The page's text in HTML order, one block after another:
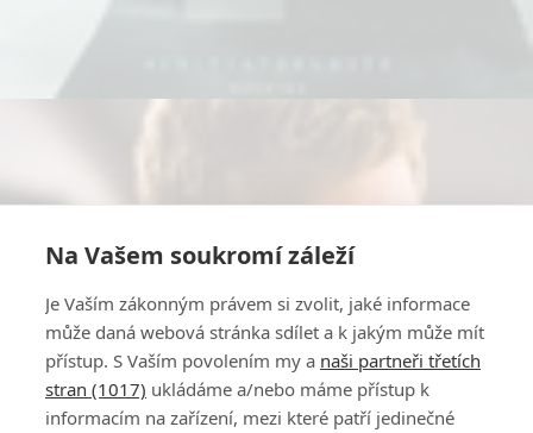
Na Vašem soukromí záleží
Je Vaším zákonným právem si zvolit, jaké informace
může daná webová stránka sdílet a k jakým může mít
přístup. S Vaším povolením my a naši partneři třetích
stran (1017) ukládáme a/nebo máme přístup k
informacím na zařízení, mezi které patří jedinečné